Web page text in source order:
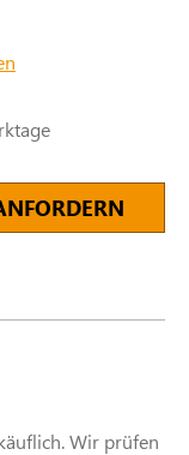
Wir prüfen